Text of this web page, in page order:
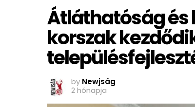
Átláthatóság és
korszak
by Newjság
2 hónapja